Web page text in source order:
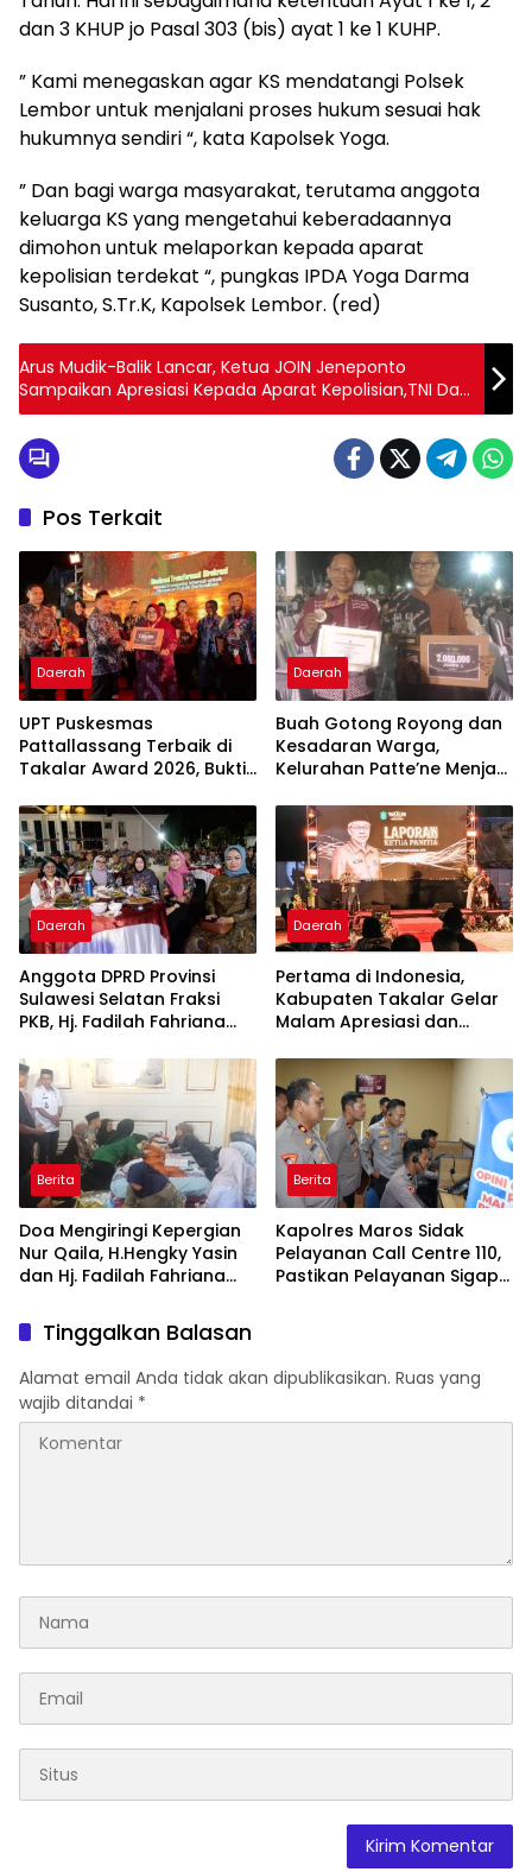
dan 3 KHUP jo Pasal 303 (bis) ayat 1 ke 1 KUHP.
” Kami menegaskan agar KS mendatangi Polsek
Lembor untuk menjalani proses hukum sesuai hak
hukumnya sendiri “, kata Kapolsek Yoga.
” Dan bagi warga masyarakat, terutama anggota
keluarga KS yang mengetahui keberadaannya
dimohon untuk melaporkan kepada aparat
kepolisian terdekat “, pungkas IPDA Yoga Darma
Susanto, S.Tr.K, Kapolsek Lembor. (red)
Arus Mudik-Balik Lancar, Ketua JOIN Jeneponto
Sampaikan Apresiasi Kepada Aparat Kepolisian,TNI Dan
Pihak Terkait
Pos Terkait
Daerah
UPT Puskesmas
Pattallassang Terbaik di
Takalar Award 2026, Bukti
Pelayanan Kesehatan
Berkualitas
Daerah
Buah Gotong Royong dan
Kesadaran Warga,
Kelurahan Patte’ne Menjadi
2026
Daerah
Anggota DPRD Provinsi
Sulawesi Selatan Fraksi
PKB, Hj. Fadilah Fahriana
Takalar Menyalakan
Lentera Pengabdian
Melalui Malam Apresiasi
dan Inovasi Award 2026
Daerah
Pertama di Indonesia,
Kabupaten Takalar Gelar
Malam Apresiasi dan
Panggung Penghargaan
bagi Pelayan Publik
Berprestasi
Berita
Doa Mengiringi Kepergian
Nur Qaila, H.Hengky Yasin
dan Hj. Fadilah Fahriana
Keluarga
Berita
Kapolres Maros Sidak
Pelayanan Call Centre 110,
Pastikan Pelayanan Sigap
Tinggalkan Balasan
Alamat email Anda tidak akan dipublikasikan. Ruas yang
wajib ditandai *